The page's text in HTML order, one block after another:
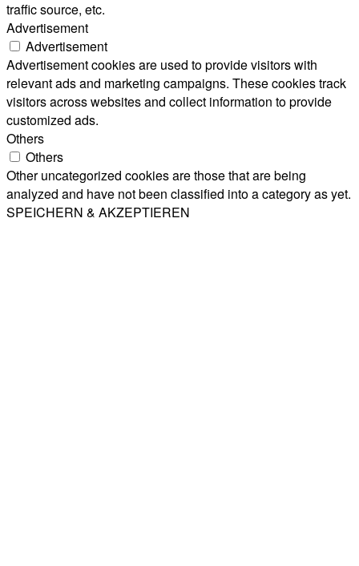
traffic source, etc.
Advertisement
Advertisement
Advertisement cookies are used to provide visitors with
relevant ads and marketing campaigns. These cookies track
visitors across websites and collect information to provide
customized ads.
Others
Others
Other uncategorized cookies are those that are being
analyzed and have not been classified into a category as yet.
SPEICHERN & AKZEPTIEREN